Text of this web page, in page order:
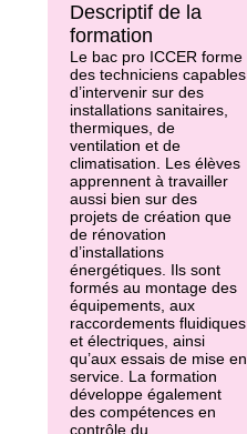
Descriptif de la
formation
Le bac pro ICCER forme
des techniciens capables
d’intervenir sur des
installations sanitaires,
thermiques, de
ventilation et de
climatisation. Les élèves
apprennent à travailler
aussi bien sur des
projets de création que
de rénovation
d’installations
énergétiques. Ils sont
formés au montage des
équipements, aux
raccordements fluidiques
et électriques, ainsi
qu’aux essais de mise en
service. La formation
développe également
des compétences en
contrôle du